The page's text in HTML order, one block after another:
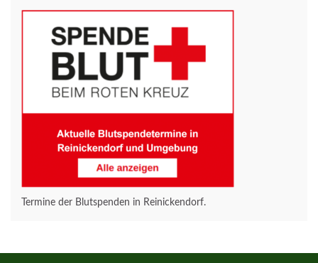
Termine der Blutspenden in Reinickendorf.